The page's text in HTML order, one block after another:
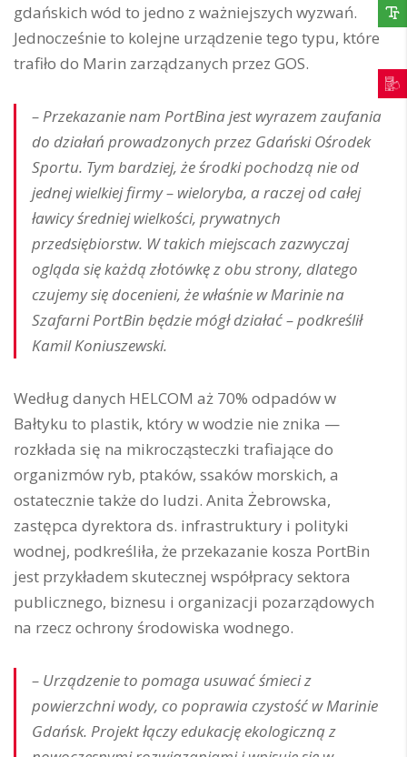
gdańskich wód to jedno z ważniejszych wyzwań.
Jednocześnie to kolejne urządzenie tego typu, które
trafiło do Marin zarządzanych przez GOS.
– Przekazanie nam PortBina jest wyrazem zaufania
do działań prowadzonych przez Gdański Ośrodek
Sportu. Tym bardziej, że środki pochodzą nie od
jednej wielkiej firmy – wieloryba, a raczej od całej
ławicy średniej wielkości, prywatnych
przedsiębiorstw. W takich miejscach zazwyczaj
ogląda się każdą złotówkę z obu strony, dlatego
czujemy się docenieni, że właśnie w Marinie na
Szafarni PortBin będzie mógł działać – podkreślił
Kamil Koniuszewski.
Według danych HELCOM aż 70% odpadów w
Bałtyku to plastik, który w wodzie nie znika —
rozkłada się na mikrocząsteczki trafiające do
organizmów ryb, ptaków, ssaków morskich, a
ostatecznie także do ludzi. Anita Żebrowska,
zastępca dyrektora ds. infrastruktury i polityki
wodnej, podkreśliła, że przekazanie kosza PortBin
jest przykładem skutecznej współpracy sektora
publicznego, biznesu i organizacji pozarządowych
na rzecz ochrony środowiska wodnego.
– Urządzenie to pomaga usuwać śmieci z
powierzchni wody, co poprawia czystość w Marinie
Gdańsk. Projekt łączy edukację ekologiczną z